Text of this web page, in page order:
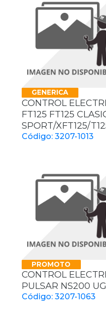
GENERICA
CONTROL
FT125 FT125
SPORT/XFT125/
Código: 3207-1013
PROMOTO
CONTROL
PULSAR NS200
Código: 3207-1063